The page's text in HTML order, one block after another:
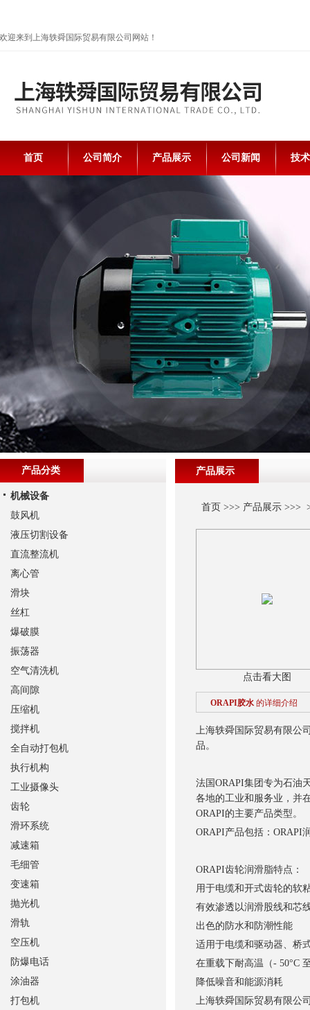
欢迎来到上海轶舜国际贸易有限公司网站！
首页 公司简介 产品展示 公司新闻 技
产品展示
首页 >>> 产品展示>>>
点击看大图
ORAPI胶水 的详细介绍
上海轶舜国际贸易有限公
品。
法国ORAPI集团专为石油
各地的工业和服务业，并
ORAPI的主要产品类型。
ORAPI产品包括：ORAPI
ORAPI齿轮润滑脂特点：
用于电缆和开式齿轮的软
有效渗透以润滑股线和芯
出色的防水和防潮性能
适用于电缆和驱动器、桥
在重载下耐高温（- 50°C
降低噪音和能源消耗
上海轶舜国际贸易有限公
产品分类
机械设备
鼓风机
液压切割设备
直流整流机
离心管
滑块
丝杠
爆破膜
振荡器
空气清洗机
高间隙
压缩机
搅拌机
全自动打包机
执行机构
工业摄像头
齿轮
滑环系统
减速箱
毛细管
变速箱
抛光机
滑轨
空压机
防爆电话
涂油器
打包机